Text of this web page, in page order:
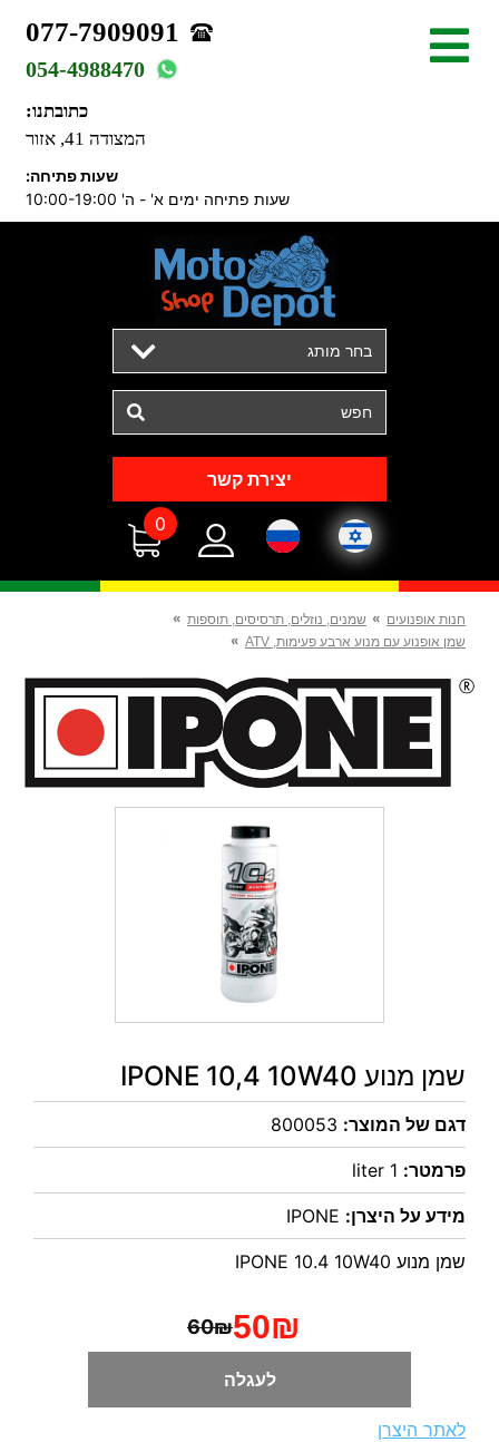
077-7909091
054-4988470
כתובתנו:
המצודה 41, אזור
שעות פתיחה:
שעות פתיחה ימים א' - ה' 10:00-19:00
בחר מותג
יצירת קשר
0
חנות אופנועים » שמנים, נוזלים, תרסיסים, תוספות »
שמן אופנוע עם מנוע ארבע פעימות, ATV »
שמן מנוע IPONE 10,4 10W40
דגם של המוצר: 800053
פרמטר: 1 liter
מידע על היצרן: IPONE
שמן מנוע IPONE 10.4 10W40
60₪50₪
לעגלה
לאתר היצרן